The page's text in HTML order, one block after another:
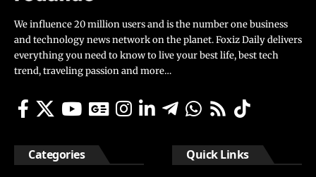
We influence 20 million users and is the number one business
and technology news network on the planet. Foxiz Daily delivers
everything you need to know to live your best life, best tech
trend, traveling passion and more…
Categories Quick Links